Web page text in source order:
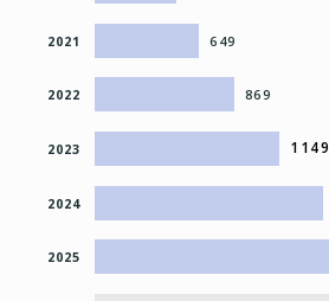
649
2021
869
2022
1149
2023
2024
2025